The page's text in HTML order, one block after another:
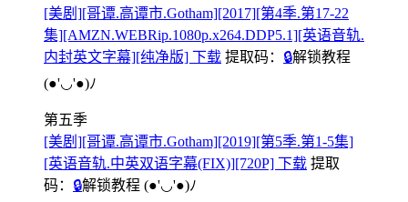
[美剧][哥谭.高谭市.Gotham][2017][第4季.第17-22
集][AMZN.WEBRip.1080p.x264.DDP5.1][英语音轨.
内封英文字幕][纯净版] 下载 提取码： 🔒解锁教程
(●'◡'●)ﾉ
第五季
[美剧][哥谭.高谭市.Gotham][2019][第5季.第1-5集]
[英语音轨.中英双语字幕(FIX)][720P] 下载 提取
码： 🔒解锁教程 (●'◡'●)ﾉ